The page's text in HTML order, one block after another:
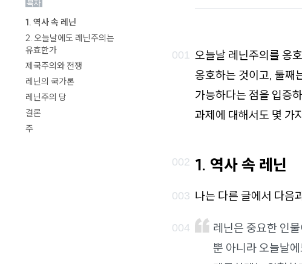
목차
1. 역사 속 레닌
2. 오늘날에도 레닌주의는
유효한가
제국주의와 전쟁
레닌의 국가론
레닌주의 당
결론
주
오늘날 레닌주의를 옹
옹호하는 것이고, 둘째
가능하다는 점을 입증
과제에 대해서도 몇 가
1. 역사 속 레닌
나는 다른 글에서 다음
레닌은 중요한 인
뿐 아니라 오늘날